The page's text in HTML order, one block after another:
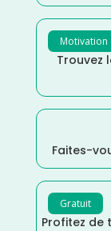
Motivation
Trouvez
Faites-
Gratuit
Profitez de